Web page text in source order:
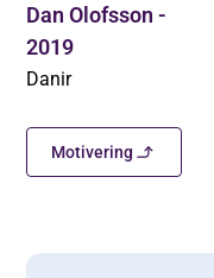
Dan Olofsson -
2019
Danir
Motivering